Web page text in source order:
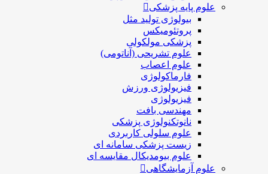
علوم پایه پزشکی
بیولوژی تولید مثل
پروتئومیکس
پزشکی مولکولی
علوم تشریحی (آناتومی)
علوم اعصاب
فارماکولوژی
فیزیولوژی ورزش
فیزیولوژی
مهندسی بافت
نانوتکنولوژی پزشکی
علوم سلولی کاربردی
زیست پزشکی سامانه ای
علوم بیومدیکال مقایسه ای
علوم آزمایشگاهی